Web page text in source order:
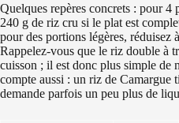
Quelques repères concrets : pour 4
240 g de riz cru si le plat est
pour des portions légères, réduisez
Rappelez‑vous que le riz double à
cuisson ; il est donc plus simple de
compte aussi : un riz de Camargue
demande parfois un peu plus de